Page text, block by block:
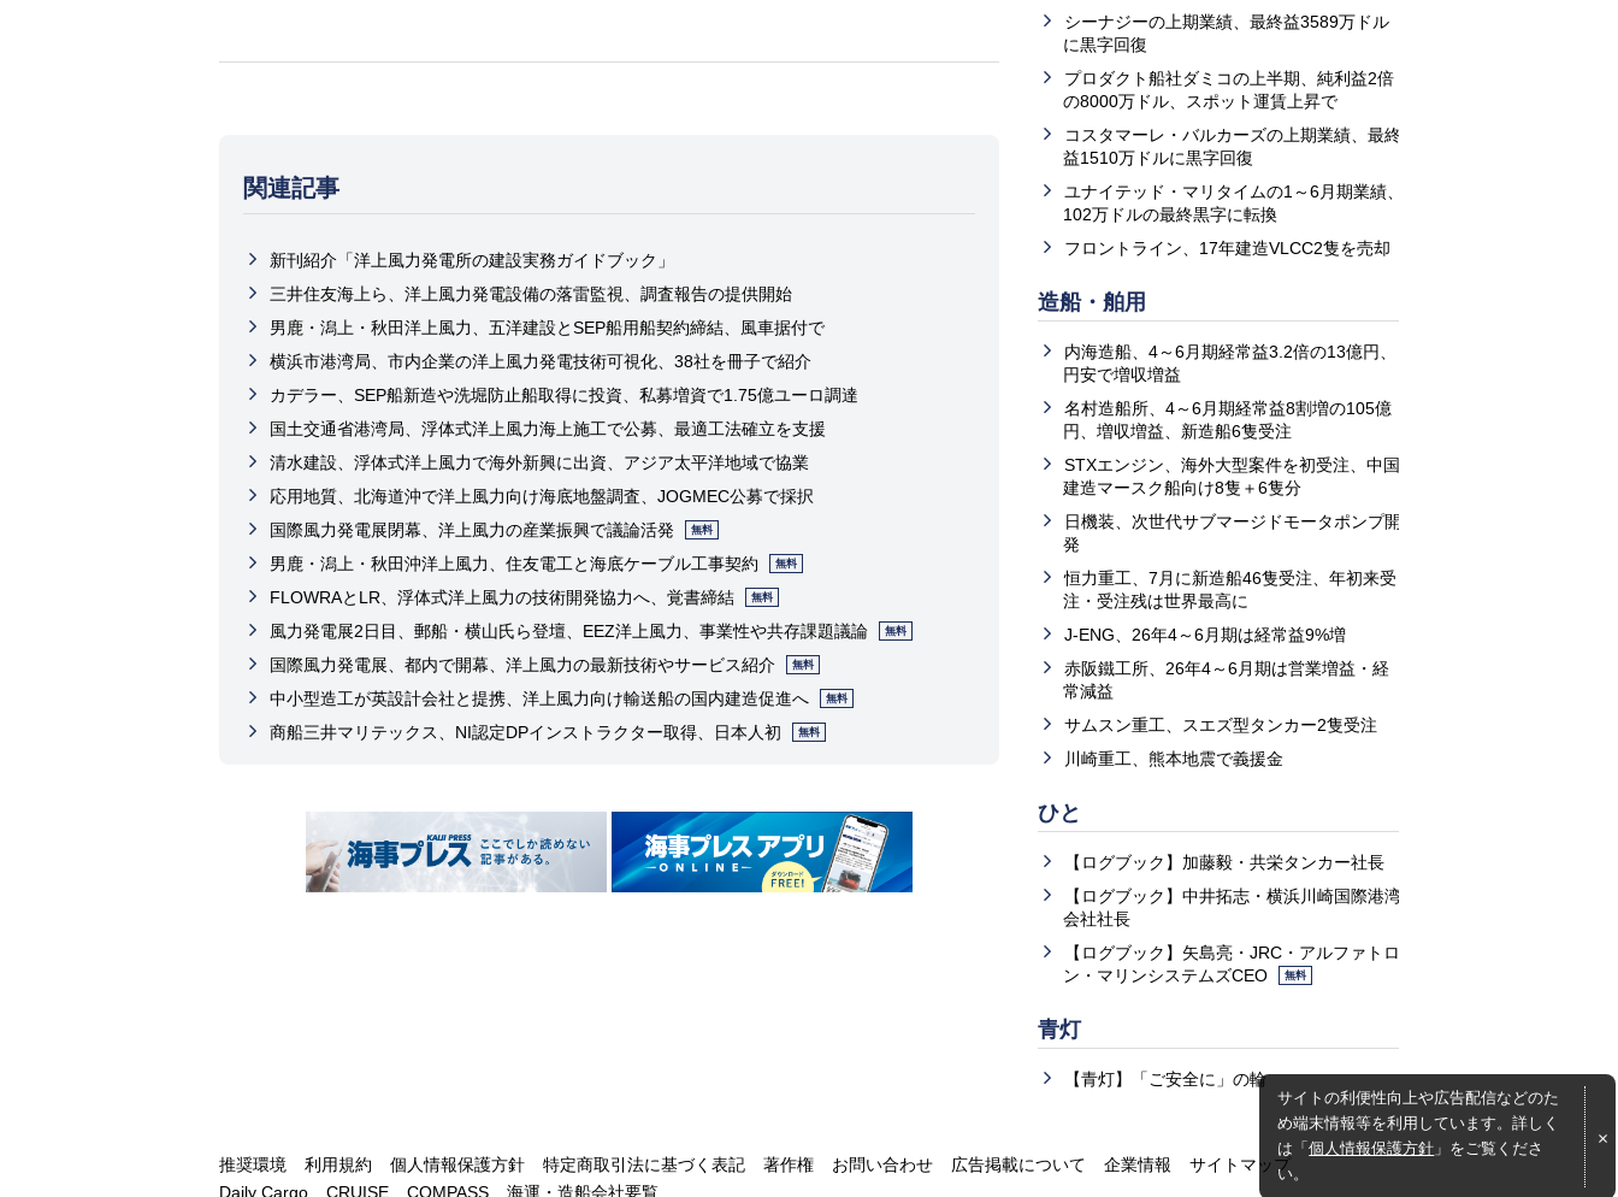
関連記事
新刊紹介「洋上風力発電所の建設実務ガイドブック」
三井住友海上ら、洋上風力発電設備の落雷監視、調査報告の提供開始
男鹿・潟上・秋田洋上風力、五洋建設とSEP船用船契約締結、風車据付で
横浜市港湾局、市内企業の洋上風力発電技術可視化、38社を冊子で紹介
カデラー、SEP船新造や洗堀防止船取得に投資、私募増資で1.75億ユーロ調達
国土交通省港湾局、浮体式洋上風力海上施工で公募、最適工法確立を支援
清水建設、浮体式洋上風力で海外新興に出資、アジア太平洋地域で協業
応用地質、北海道沖で洋上風力向け海底地盤調査、JOGMEC公募で採択
国際風力発電展閉幕、洋上風力の産業振興で議論活発
無料
男鹿・潟上・秋田沖洋上風力、住友電工と海底ケーブル工事契約 無料
FLOWRAとLR、浮体式洋上風力の技術開発協力へ、覚書締結 無料
風力発電展2日目、郵船・横山氏ら登壇、EEZ洋上風力、事業性や共存課題議論 無料
国際風力発電展、都内で開幕、洋上風力の最新技術やサービス紹介 無料
中小型造工が英設計会社と提携、洋上風力向け輸送船の国内建造促進へ 無料
商船三井マリテックス、NI認定DPインストラクター取得、日本人初 無料
シーナジーの上期業績、最終益3589万ドル
に黒字回復
プロダクト船社ダミコの上半期、純利益2倍
の8000万ドル、スポット運賃上昇で
コスタマーレ・バルカーズの上期業績、最終
益1510万ドルに黒字回復
ユナイテッド・マリタイムの1～6月期業績、
102万ドルの最終黒字に転換
フロントライン、17年建造VLCC2隻を売却
造船・舶用
内海造船、4～6月期経常益3.2倍の13億円、
円安で増収増益
名村造船所、4～6月期経常益8割増の105億
円、増収増益、新造船6隻受注
STXエンジン、海外大型案件を初受注、中国
建造マースク船向け8隻＋6隻分
日機装、次世代サブマージドモータポンプ開
発
恒力重工、7月に新造船46隻受注、年初来受
注・受注残は世界最高に
J-ENG、26年4～6月期は経常益9%増
赤阪鐵工所、26年4～6月期は営業増益・経
常減益
サムスン重工、スエズ型タンカー2隻受注
川崎重工、熊本地震で義援金
ひと
【ログブック】加藤毅・共栄タンカー社長
【ログブック】中井拓志・横浜川崎国際港湾
会社社長
【ログブック】矢島亮・JRC・アルファトロ
ン・マリンシステムズCEO
無料
青灯
【青灯】「ご安全に」の輪
サイトの利便性向上や広告配信などのた
め端末情報等を利用しています。詳しく
は「個人情報保護方針 」をご覧くださ
い。
推奨環境 利用規約 個人情報保護方針 特定商取引法に基づく表記 著作権 お問い合わせ 広告掲載について 企業情報
サイトマップ
Daily Cargo
CRUISE COMPASS 海運・造船会社要覧